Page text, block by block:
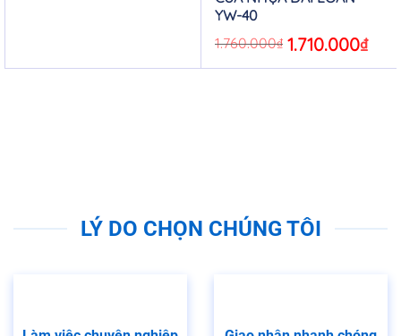
Chúng Tôi sản xuất cửa nhựa Đài Loan theo quy cách
thực tế mà Khách Hàng yêu cầu).
Hay liên hệ ngay hoặc đến cửa hàng CUAGOSAIGON để
YW-40
1.760.000₫ Original
price
1.710.000₫price
LÝ DO CHỌN CHÚNG TÔI